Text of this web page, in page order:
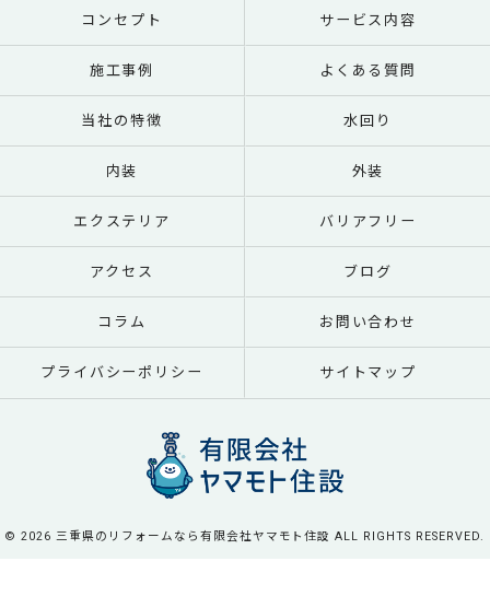
コンセプト サービス内容
施工事例 よくある質問
当社の特徴 水回り
内装 外装
エクステリア バリアフリー
アクセス ブログ
コラム お問い合わせ
プライバシーポリシー サイトマップ
© 2026 三重県のリフォームなら有限会社ヤマモト住設 ALL RIGHTS RESERVED.